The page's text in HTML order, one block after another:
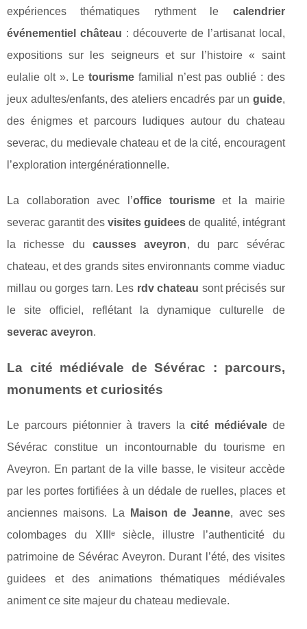
expériences thématiques rythment le calendrier
événementiel château : découverte de l’artisanat local,
expositions sur les seigneurs et sur l’histoire « saint
eulalie olt ». Letourisme familial n’est pas oublié : des
jeux adultes/enfants, des ateliers encadrés par un guide,
des énigmes et parcours ludiques autour du chateau
severac, du medievale chateau et de la cité, encouragent
l’exploration intergénérationnelle.
La collaboration avec l’office tourismeet la mairie
severac garantit desvisites guidees de qualité, intégrant
la richesse ducausses aveyron, du parc sévérac
chateau, et des grands sites environnants comme viaduc
millau ou gorges tarn. Les rdv chateau sont précisés sur
le site officiel, reflétant la dynamique culturelle de
severac aveyron.
La cité médiévale de Sévérac : parcours,
monuments et curiosités
Le parcours piétonnier à travers la cité médiévalede
Sévérac constitue un incontournable du tourisme en
Aveyron. En partant de la ville basse, le visiteur accède
par les portes fortifiées à un dédale de ruelles, places et
anciennes maisons. La
Maison de Jeanne, avec ses
colombages du XIIIᵉ siècle, illustre l’authenticité du
patrimoine de Sévérac Aveyron. Durant l’été, des visites
guidees et des animations thématiques médiévales
animent ce site majeur du chateau medievale.